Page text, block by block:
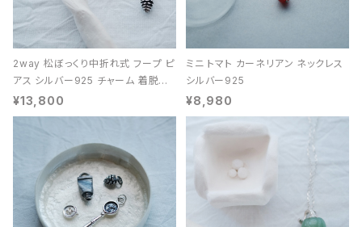
2way 松ぼっくり中折れ式 フープ ピ
アス シルバー925 チャーム 着脱可
能 レディース ユニセックス
¥13,800
ミニ トマト カーネリアン ネックレス
シルバー925
¥8,980